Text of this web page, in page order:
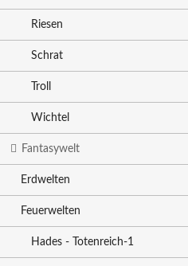
Riesen
Schrat
Troll
Wichtel
Fantasywelt
Erdwelten
Feuerwelten
Hades - Totenreich-1